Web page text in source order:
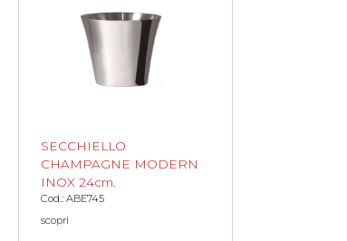
SECCHIELLO
CHAMPAGNE MODERN
INOX 24cm.
Cod.: ABE745
scopri